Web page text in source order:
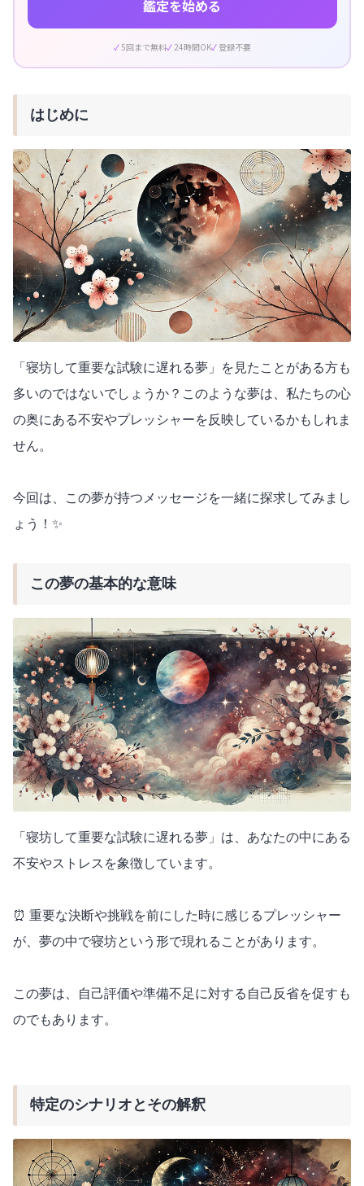
鑑定を始める
5回まで無料 24時間OK 登録不要
はじめに
「寝坊して重要な試験に遅れる夢」を見たことがある方も
多いのではないでしょうか？このような夢は、私たちの心
の奥にある不安やプレッシャーを反映しているかもしれま
せん。
今回は、この夢が持つメッセージを一緒に探求してみまし
ょう！✨
この夢の基本的な意味
「寝坊して重要な試験に遅れる夢」は、あなたの中にある
不安やストレスを象徴しています。
⏰ 重要な決断や挑戦を前にした時に感じるプレッシャー
が、夢の中で寝坊という形で現れることがあります。
この夢は、自己評価や準備不足に対する自己反省を促すも
のでもあります。
特定のシナリオとその解釈